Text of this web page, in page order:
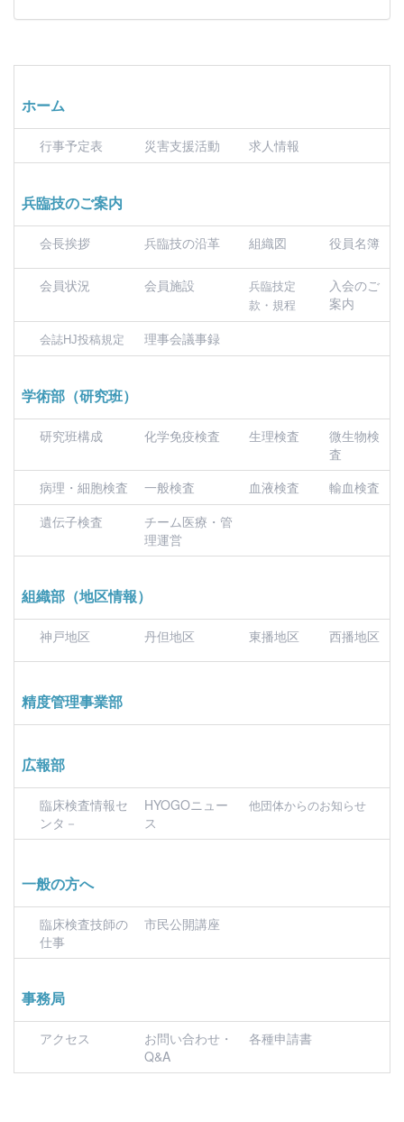
ホーム
行事予定表 災害支援活動 求人情報
兵臨技のご案内
会長挨拶 兵臨技の沿革 組織図 役員名簿
会員状況 会員施設
兵臨技定
款・規程
入会のご
案内
会誌HJ投稿規定 理事会議事録
学術部（研究班）
研究班構成 化学免疫検査 生理検査
微生物検
査
病理・細胞検査
一般検査 血液検査
輸血検査
遺伝子検査
チーム医療・管
理運営
組織部（地区情報）
神戸地区 丹但地区 東播地区 西播地区
精度管理事業部
広報部
臨床検査情報セ
ンタ－
HYOGOニュー
ス
他団体からのお知らせ
一般の方へ
臨床検査技師の
仕事
市民公開講座
事務局
アクセス
お問い合わせ・
Q&A
各種申請書